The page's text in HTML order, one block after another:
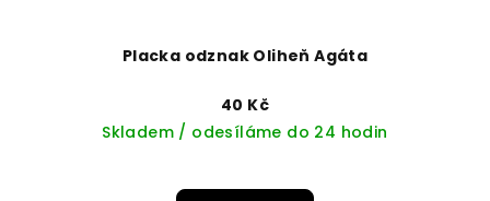
Placka odznak Oliheň Agáta
40 Kč
Skladem / odesíláme do 24 hodin